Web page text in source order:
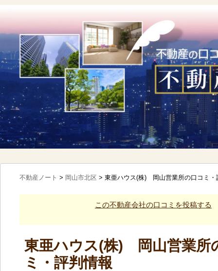
不動産ノート > 岡山市北区 > 東亜ハウス(株) 岡山営業所の口コミ・
この不動産会社の口コミを投稿する
東亜ハウス(株) 岡山営業所
ミ・評判情報